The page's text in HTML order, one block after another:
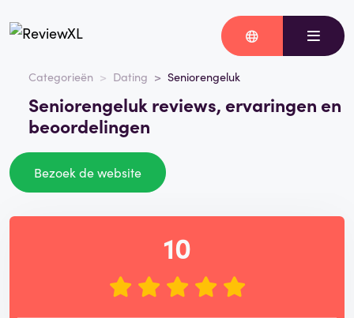
Categorieën Dating Seniorengeluk
Seniorengeluk reviews, ervaringen en
beoordelingen
Bezoek de website
10